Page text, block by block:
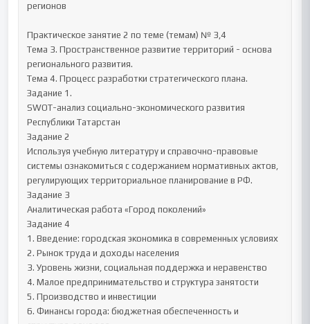
регионов
Практическое занятие 2 по теме (темам) № 3,4
Тема 3. Пространственное развитие территорий - основа
регионального развития.
Тема 4. Процесс разработки стратегического плана.
Задание 1.
SWOT-анализ социально-экономического развития
Республики Татарстан
Задание 2
Используя учебную литературу и справочно-правовые
системы ознакомиться с содержанием нормативных актов,
регулирующих территориальное планирование в РФ.
Задание 3
Аналитическая работа «Город поколений»
Задание 4
1. Введение: городская экономика в современных условиях
2. Рынок труда и доходы населения
3. Уровень жизни, социальная поддержка и неравенство
4. Малое предпринимательство и структура занятости
5. Производство и инвестиции
6. Финансы города: бюджетная обеспеченность и